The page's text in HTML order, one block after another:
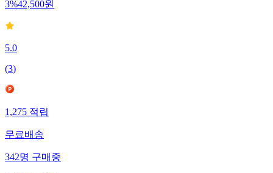
3%42,500원
5.0
(3)
1,275적립
무료배송
342명구매중